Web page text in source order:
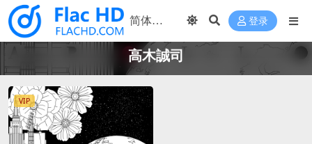
登录
高木誠司
VIP